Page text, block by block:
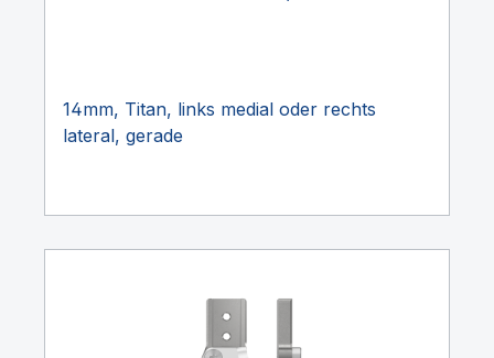
14mm, Titan, links medial oder rechts
lateral, gerade